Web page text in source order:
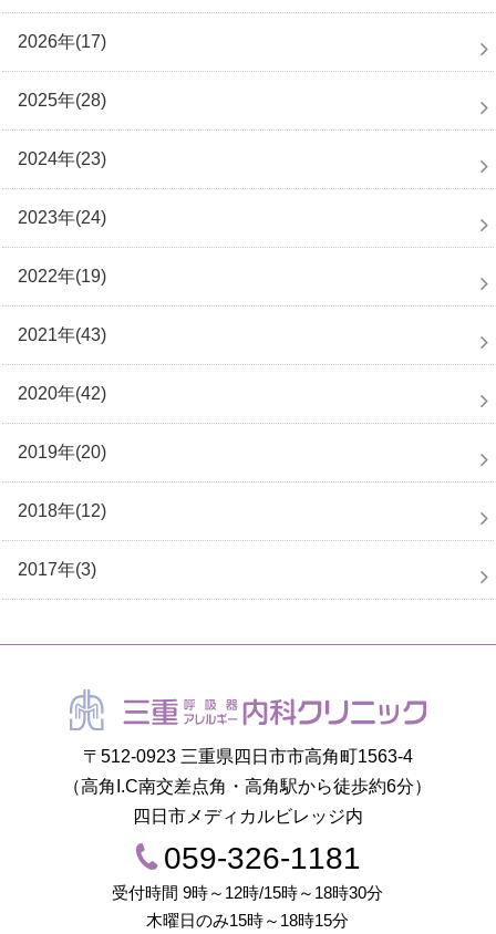
2026年(17)
2025年(28)
2024年(23)
2023年(24)
2022年(19)
2021年(43)
2020年(42)
2019年(20)
2018年(12)
2017年(3)
〒512-0923 三重県四日市市高角町1563-4
（高角I.C南交差点角・高角駅から徒歩約6分）
四日市メディカルビレッジ内
059-326-1181
受付時間 9時～12時/15時～18時30分
木曜日のみ15時～18時15分